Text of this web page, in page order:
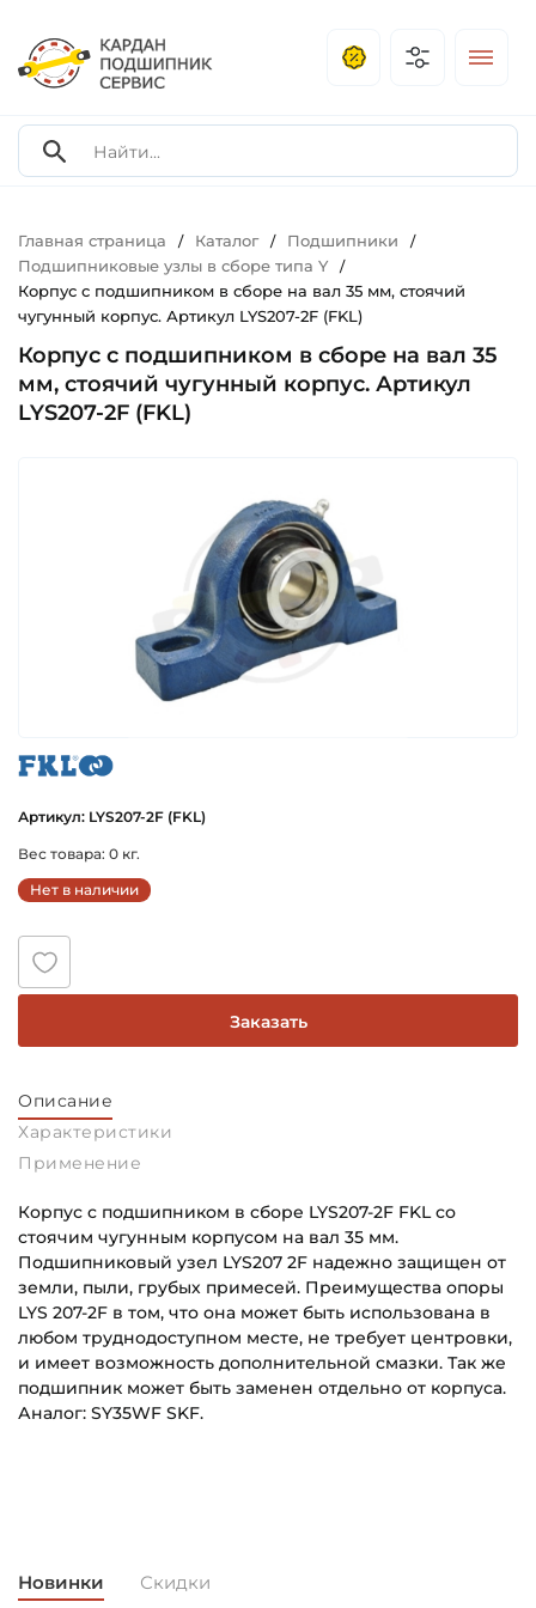
Главная страница / Каталог / Подшипники /
Подшипниковые узлы в сборе типа Y /
Корпус с подшипником в сборе на вал 35 мм, стоячий
чугунный корпус. Артикул LYS207-2F (FKL)
Корпус с подшипником в сборе на вал 35
мм, стоячий чугунный корпус. Артикул
LYS207-2F (FKL)
Артикул: LYS207-2F (FKL)
Вес товара: 0 кг.
Нет в наличии
Заказать
Описание
Характеристики
Применение
Корпус с подшипником в сборе LYS207-2F FKL со
стоячим чугунным корпусом на вал 35 мм.
Подшипниковый узел LYS207 2F надежно защищен от
земли, пыли, грубых примесей. Преимущества опоры
LYS 207-2F в том, что она может быть использована в
любом труднодоступном месте, не требует центровки,
и имеет возможность дополнительной смазки. Так же
подшипник может быть заменен отдельно от корпуса.
Аналог: SY35WF SKF.
Новинки Скидки